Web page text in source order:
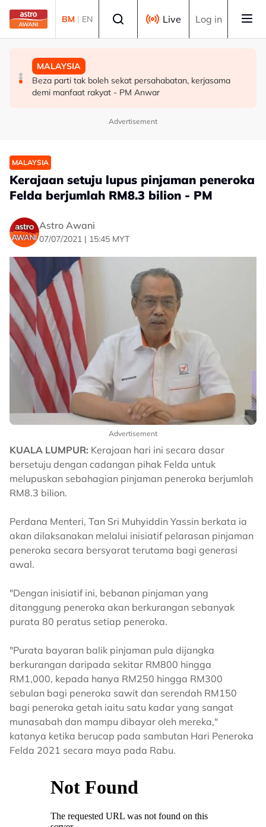
Skip to main content
BM | EN Live Log in
MALAYSIA
Pengacara, ahli perniagaan ditahan bantu siasatan
audio siar sentuh isu sensitiviti agama
DUNIA
PM Thailand arah undang-undang senjata api diperketat
selepas insiden tembakan di sekolah
MALAYSIA
Beza parti tak boleh sekat persahabatan, kerjasama
demi manfaat rakyat - PM Anwar
Advertisement
MALAYSIA
Kerajaan setuju lupus pinjaman peneroka
Felda berjumlah RM8.3 bilion - PM
Astro Awani
07/07/2021 | 15:45 MYT
Advertisement
KUALA LUMPUR: Kerajaan hari ini secara dasar
bersetuju dengan cadangan pihak Felda untuk
melupuskan sebahagian pinjaman peneroka berjumlah
RM8.3 bilion.
Perdana Menteri, Tan Sri Muhyiddin Yassin berkata ia
akan dilaksanakan melalui inisiatif pelarasan pinjaman
peneroka secara bersyarat terutama bagi generasi
awal.
"Dengan inisiatif ini, bebanan pinjaman yang
ditanggung peneroka akan berkurangan sebanyak
purata 80 peratus setiap peneroka.
"Purata bayaran balik pinjaman pula dijangka
berkurangan daripada sekitar RM800 hingga
RM1,000, kepada hanya RM250 hingga RM300
sebulan bagi peneroka sawit dan serendah RM150
bagi peneroka getah iaitu satu kadar yang sangat
munasabah dan mampu dibayar oleh mereka,"
katanya ketika berucap pada sambutan Hari Peneroka
Felda 2021 secara maya pada Rabu.